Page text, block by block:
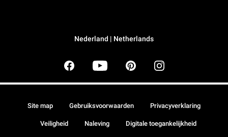
Nederland | Netherlands
Site map Gebruiksvoorwaarden Privacyverklaring
Veiligheid Naleving Digitale toegankelijkheid